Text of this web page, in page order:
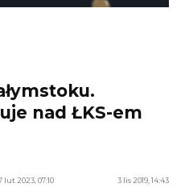
nad ŁKS-em
2023, 07:10 3 lis 2019, 14:43